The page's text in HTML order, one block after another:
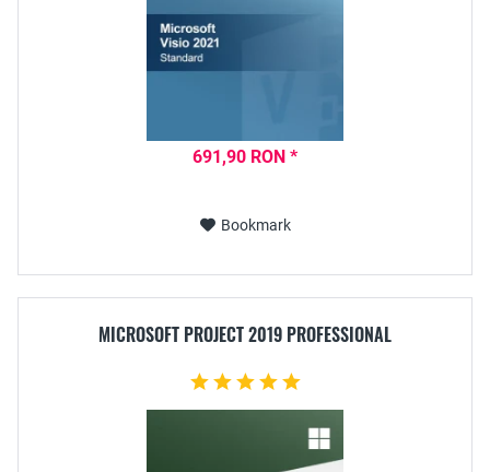
691,90 RON *
Bookmark
MICROSOFT PROJECT 2019 PROFESSIONAL